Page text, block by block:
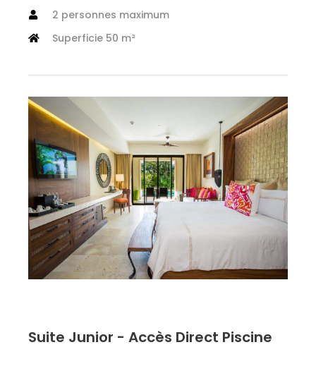
2 personnes maximum
Superficie 50 m²
Suite Junior - Accès Direct Piscine